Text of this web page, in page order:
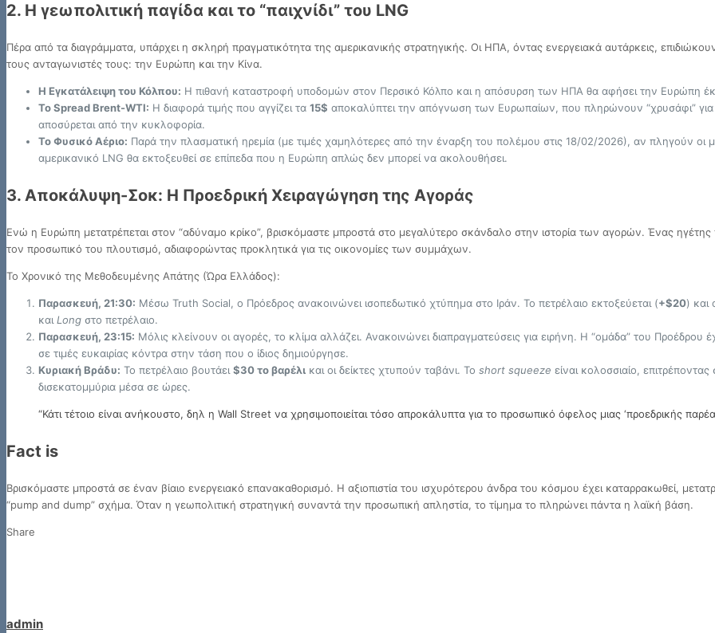
2. Η γεωπολιτική παγίδα και το “παιχνίδι” του LNG
Πέρα από τα διαγράμματα, υπάρχει η σκληρή πραγματικότητα της αμερικανικής στρατηγικής. Οι ΗΠΑ, όντας ενεργειακά αυτάρκεις,
τους ανταγωνιστές τους: την Ευρώπη και την Κίνα.
Η Εγκατάλειψη του Κόλπου: Η πιθανή καταστροφή υποδομών στον Περσικό Κόλπο και η απόσυρση των ΗΠΑ θα αφήσει την Ευρώπη
Το Spread Brent-WTI: Η διαφορά τιμής που αγγίζει τα 15$ αποκαλύπτει την απόγνωση των Ευρωπαίων, που πληρώνουν “χρυσάφι” για
αποσύρεται από την κυκλοφορία.
Το Φυσικό Αέριο: Παρά την πλασματική ηρεμία (με τιμές χαμηλότερες από την έναρξη του πολέμου στις 18/02/2026), αν πληγούν οι
αμερικανικό LNG θα εκτοξευθεί σε επίπεδα που η Ευρώπη απλώς δεν μπορεί να ακολουθήσει.
3. Αποκάλυψη-Σοκ: Η Προεδρική Χειραγώγηση της Αγοράς
Ενώ η Ευρώπη μετατρέπεται στον “αδύναμο κρίκο”, βρισκόμαστε μπροστά στο μεγαλύτερο σκάνδαλο στην ιστορία των αγορών. Ένας ηγέτης
τον προσωπικό του πλουτισμό, αδιαφορώντας προκλητικά για τις οικονομίες των συμμάχων.
Το Χρονικό της Μεθοδευμένης Απάτης (Ώρα Ελλάδος):
Παρασκευή, 21:30: Μέσω Truth Social, ο Πρόεδρος ανακοινώνει ισοπεδωτικό χτύπημα στο Ιράν. Το πετρέλαιο εκτοξεύεται (+$20) και
καιLong στο πετρέλαιο.
Παρασκευή, 23:15: Μόλις κλείνουν οι αγορές, το κλίμα αλλάζει. Ανακοινώνει διαπραγματεύσεις για ειρήνη. Η “ομάδα” του Προέδρου
σε τιμές ευκαιρίας κόντρα στην τάση που ο ίδιος δημιούργησε.
Κυριακή Βράδυ: Το πετρέλαιο βουτάει$30 το βαρέλι και οι δείκτες χτυπούν ταβάνι. Το short squeeze είναι κολοσσιαίο,
δισεκατομμύρια μέσα σε ώρες.
“Κάτι τέτοιο είναι ανήκουστο, δηλ η Wall Street να χρησιμοποιείται τόσο απροκάλυπτα για το προσωπικό όφελος μιας ‘προεδρικής
Fact is
Βρισκόμαστε μπροστά σε έναν βίαιο ενεργειακό επανακαθορισμό. Η αξιοπιστία του ισχυρότερου άνδρα του κόσμου έχει καταρρακωθεί,
“pump and dump” σχήμα. Όταν η γεωπολιτική στρατηγική συναντά την προσωπική απληστία, το τίμημα το πληρώνει πάντα η λαϊκή βάση.
Share
admin